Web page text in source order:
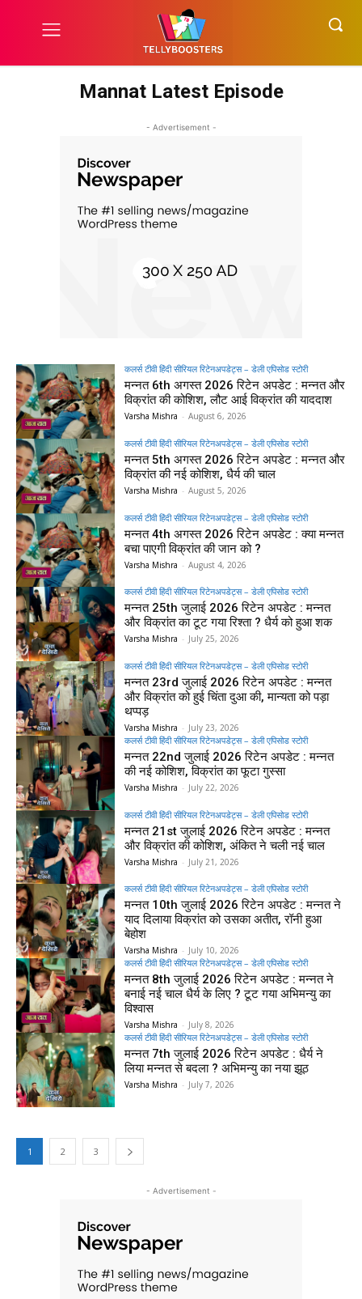
Mannat Latest Episode
- Advertisement -
कलर्स टीवी हिंदी सीरियल रिटेनअपडेट्स – डेली एपिसोड स्टोरी
मन्नत 6th अगस्त 2026 रिटेन अपडेट : मन्नत और
विक्रांत की कोशिश, लौट आई विक्रांत की याददाश
Varsha Mishra - August 6, 2026
कलर्स टीवी हिंदी सीरियल रिटेनअपडेट्स – डेली एपिसोड स्टोरी
मन्नत 5th अगस्त 2026 रिटेन अपडेट : मन्नत और
विक्रांत की नई कोशिश, धैर्य की चाल
Varsha Mishra - August 5, 2026
कलर्स टीवी हिंदी सीरियल रिटेनअपडेट्स – डेली एपिसोड स्टोरी
मन्नत 4th अगस्त 2026 रिटेन अपडेट : क्या मन्नत
बचा पाएगी विक्रांत की जान को ?
Varsha Mishra - August 4, 2026
कलर्स टीवी हिंदी सीरियल रिटेनअपडेट्स – डेली एपिसोड स्टोरी
मन्नत 25th जुलाई 2026 रिटेन अपडेट : मन्नत
और विक्रांत का टूट गया रिश्ता ? धैर्य को हुआ शक
Varsha Mishra - July 25, 2026
कलर्स टीवी हिंदी सीरियल रिटेनअपडेट्स – डेली एपिसोड स्टोरी
मन्नत 23rd जुलाई 2026 रिटेन अपडेट : मन्नत
और विक्रांत को हुई चिंता दुआ की, मान्यता को पड़ा
थप्पड़
Varsha Mishra - July 23, 2026
कलर्स टीवी हिंदी सीरियल रिटेनअपडेट्स – डेली एपिसोड स्टोरी
मन्नत 22nd जुलाई 2026 रिटेन अपडेट : मन्नत
की नई कोशिश, विक्रांत का फूटा गुस्सा
Varsha Mishra - July 22, 2026
कलर्स टीवी हिंदी सीरियल रिटेनअपडेट्स – डेली एपिसोड स्टोरी
मन्नत 21st जुलाई 2026 रिटेन अपडेट : मन्नत
और विक्रांत की कोशिश, अंकित ने चली नई चाल
Varsha Mishra - July 21, 2026
कलर्स टीवी हिंदी सीरियल रिटेनअपडेट्स – डेली एपिसोड स्टोरी
मन्नत 10th जुलाई 2026 रिटेन अपडेट : मन्नत ने
याद दिलाया विक्रांत को उसका अतीत, रॉनी हुआ
बेहोश
Varsha Mishra - July 10, 2026
कलर्स टीवी हिंदी सीरियल रिटेनअपडेट्स – डेली एपिसोड स्टोरी
मन्नत 8th जुलाई 2026 रिटेन अपडेट : मन्नत ने
बनाई नई चाल धैर्य के लिए ? टूट गया अभिमन्यु का
विश्वास
Varsha Mishra - July 8, 2026
कलर्स टीवी हिंदी सीरियल रिटेनअपडेट्स – डेली एपिसोड स्टोरी
मन्नत 7th जुलाई 2026 रिटेन अपडेट : धैर्य ने
लिया मन्नत से बदला ? अभिमन्यु का नया झूठ
Varsha Mishra - July 7, 2026
1 2 3
- Advertisement -